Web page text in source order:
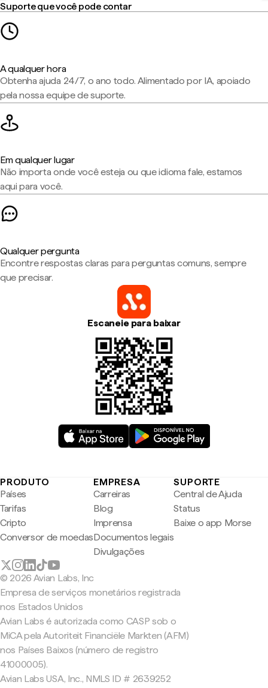
Suporte que você pode contar
A qualquer hora
Obtenha ajuda 24/7, o ano todo. Alimentado por IA, apoiado
pela nossa equipe de suporte.
Em qualquer lugar
Não importa onde você esteja ou que idioma fale, estamos
aqui para você.
Qualquer pergunta
Encontre respostas claras para perguntas comuns, sempre
que precisar.
Escaneie para baixar
PRODUTO
Países
Tarifas
Cripto
Conversor de moedas
EMPRESA
Carreiras
Blog
Imprensa
Documentos legais
Divulgações
SUPORTE
Central de Ajuda
Status
Baixe o app Morse
© 2026 Avian Labs, Inc
Empresa de serviços monetários registrada
nos Estados Unidos
Avian Labs é autorizada como CASP sob o
MiCA pela Autoriteit Financiële Markten (AFM)
nos Países Baixos (número de registro
41000005).
Avian Labs USA, Inc., NMLS ID # 2639252